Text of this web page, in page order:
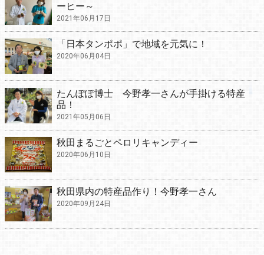
ーヒー～
2021年06月17日
「日本タンポポ」で地域を元気に！
2020年06月04日
たんぽぽ博士 今野孝一さんが手掛ける特産
品！
2021年05月06日
秋田まるごとペロリキャンディー
2020年06月10日
秋田県内の特産品作り！今野孝一さん
2020年09月24日